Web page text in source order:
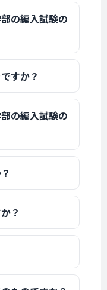
の編入試験の
すか？
の編入試験の
？